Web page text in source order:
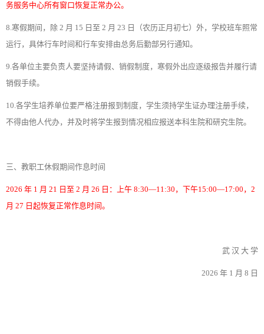
务服务中心所有窗口恢复正常办公。
8.寒假期间，除 2 月 15 日至 2 月 23 日（农历正月初七）外，学校班车照常
运行，具体行车时间和行车安排由总务后勤部另行通知。
9.各单位主要负责人要坚持请假、销假制度，寒假外出应逐级报告并履行请
销假手续。
10.各学生培养单位要严格注册报到制度，学生须持学生证办理注册手续，
不得由他人代办，并及时将学生报到情况相应报送本科生院和研究生院。
三、教职工休假期间作息时间
2026 年 1 月 21 日至 2 月 26 日：上午 8:30—11:30，下午15:00—17:00，2
月 27 日起恢复正常作息时间。
武 汉 大 学
2026 年 1 月 8 日